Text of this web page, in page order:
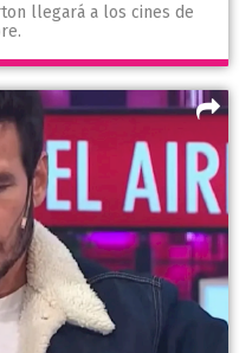
llegará a los cines de